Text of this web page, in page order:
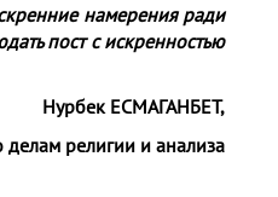
намерения ради
пост с искренностью
Нурбек ЕСМАГАНБЕТ,
делам религии и анализа